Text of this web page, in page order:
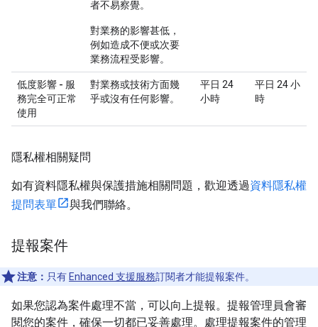
者不易察覺。
對業務的影響甚低，
例如造成不便或次要
業務流程受影響。
低度影響 - 服
務完全可正常
使用
對業務或技術方面幾
乎或沒有任何影響。
平日 24
小時
平日 24 小
時
隱私權相關疑問
如有資料隱私權與保護措施相關問題，歡迎透過資料隱私權
提問表單
與我們聯絡。
提報案件
注意： 只有 Enhanced 支援服務訂閱者才能提報案件。
如果您認為案件處理不當，可以向上提報。提報管理員會審
閱您的案件，確保一切都已妥善處理。處理提報案件的管理